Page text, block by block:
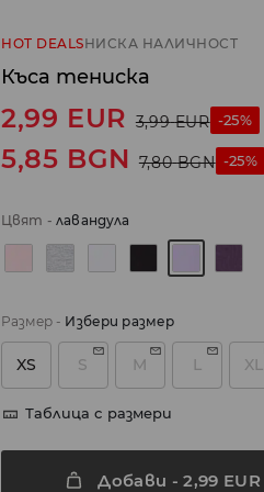
HOT DEALSНИСКА НАЛИЧНОСТ
Къса тениска
2,99 EUR 3,99 EUR -25%
5,85 BGN 7,80 BGN -25%
Цвят -лавандула
Размер- Избери размер
XS S M L XL
Таблица с размери
Добави -2,99 EUR